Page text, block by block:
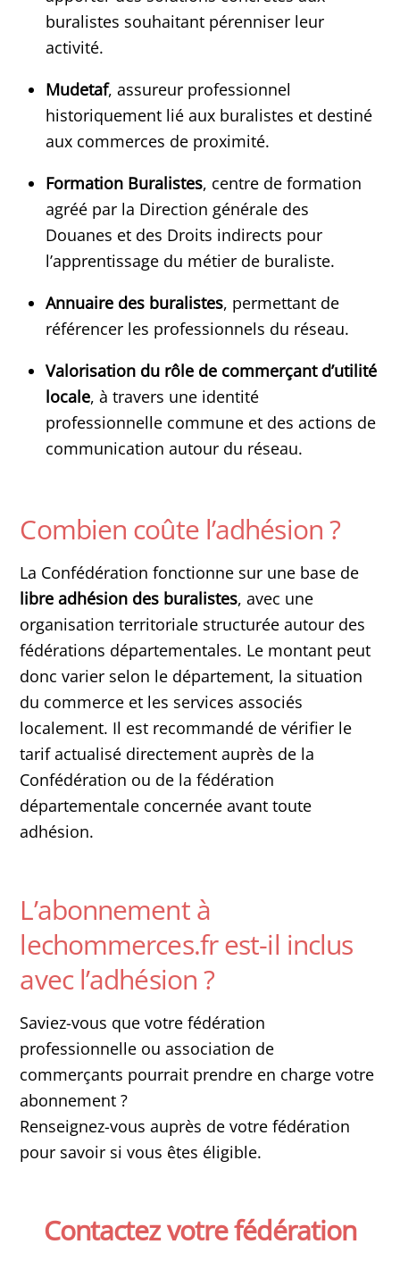
buralistes souhaitant pérenniser leur
activité.
Mudetaf, assureur professionnel
historiquement lié aux buralistes et destiné
aux commerces de proximité.
Formation Buralistes, centre de formation
agréé par la Direction générale des
Douanes et des Droits indirects pour
l’apprentissage du métier de buraliste.
Annuaire des buralistes, permettant de
référencer les professionnels du réseau.
Valorisation du rôle de commerçant d’utilité
locale, à travers une identité
professionnelle commune et des actions de
communication autour du réseau.
Combien coûte l’adhésion ?
La Confédération fonctionne sur une base de
libre adhésion des buralistes, avec une
organisation territoriale structurée autour des
fédérations départementales. Le montant peut
donc varier selon le département, la situation
du commerce et les services associés
localement. Il est recommandé de vérifier le
tarif actualisé directement auprès de la
Confédération ou de la fédération
départementale concernée avant toute
adhésion.
L’abonnement à
lechommerces.fr est-il inclus
avec l’adhésion ?
Saviez-vous que votre fédération
professionnelle ou association de
commerçants pourrait prendre en charge votre
abonnement ?
Renseignez-vous auprès de votre fédération
pour savoir si vous êtes éligible.
Contactez votre fédération